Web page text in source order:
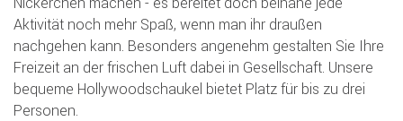
Aktivität noch mehr Spaß, wenn man ihr draußen
nachgehen kann. Besonders angenehm gestalten Sie Ihre
Freizeit an der frischen Luft dabei in Gesellschaft. Unsere
bequeme Hollywoodschaukel bietet Platz für bis zu drei
Personen.